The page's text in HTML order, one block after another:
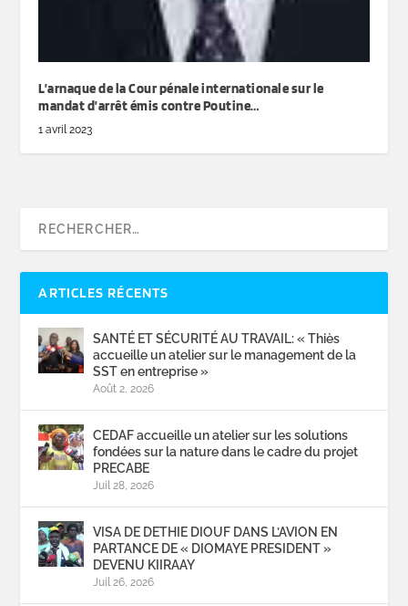
L’arnaque de la Cour pénale internationale sur le
mandat d’arrêt émis contre Poutine…
1 avril 2023
ARTICLES RÉCENTS
SANTÉ ET SÉCURITÉ AU TRAVAIL: « Thiès
accueille un atelier sur le management de la
SST en entreprise »
Août 2, 2026
CEDAF accueille un atelier sur les solutions
fondées sur la nature dans le cadre du projet
PRECABE
Juil 28, 2026
VISA DE DETHIE DIOUF DANS L’AVION EN
PARTANCE DE « DIOMAYE PRESIDENT »
DEVENU KIIRAAY
Juil 26, 2026